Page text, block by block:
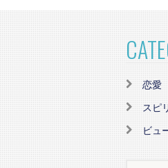
恋愛
スピ
ビュ